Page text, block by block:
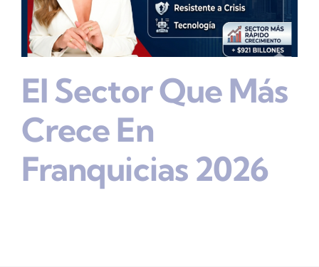
El Sector Que Más
Crece En
Franquicias 2026